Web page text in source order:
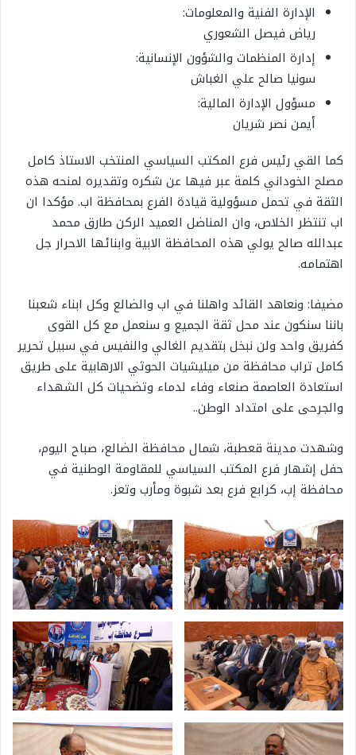
الإدارة الفنية والمعلومات:
رياض فيصل الشعوري
إدارة المنظمات والشؤون الإنسانية:
سونيا صالح علي الغباش
مسؤول الإدارة المالية:
أيمن نصر شريان
كما القي رئيس فرع المكتب السياسي المنتخب الاستاذ كامل
مصلح الخوداني كلمة عبر فيها عن شكره وتقديره لمنحه هذه
الثقة في تحمل مسؤولية قيادة الفرع بمحافظة اب. مؤكدا ان
اب تنتظر الخلاص، وان المناضل العميد الركن طارق محمد
عبدالله صالح يولي هذه المحافظة الابية وابنائها الاحرار جل
اهتمامه.
مضيفا: ونعاهد القائد واهلنا في اب والضالع وكل ابناء شعبنا
باننا سنكون عند محل ثقة الجميع و سنعمل مع كل القوى
كفريق واحد ولن نبخل بتقديم الغالي والنفيس في سبيل تحرير
كامل تراب محافظة من ميليشيات الحوثي الارهابية على طريق
استعادة العاصمة صنعاء وفاء لدماء وتضحيات كل الشهداء
والجرحى على امتداد الوطن..
وشهدت مدينة قعطبة، شمال محافظة الضالع، صباح اليوم،
حفل إشهار فرع المكتب السياسي للمقاومة الوطنية في
محافظة إب، كرابع فرع بعد شبوة ومأرب وتعز.